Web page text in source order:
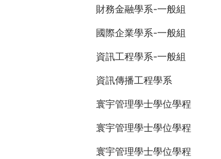
財務金融學系-一般組
國際企業學系-一般組
資訊工程學系-一般組
資訊傳播工程學系
寰宇管理學士學位學程
寰宇管理學士學位學程
寰宇管理學士學位學程